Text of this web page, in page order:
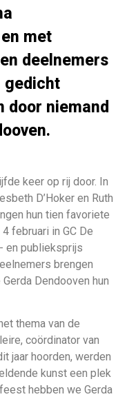
met
deelnemers
gedicht
door niemand
keer op rij door. In
D’Hoker en Ruth
hun tien favoriete
februari in GC De
en publieksprijs
brengen
Dendooven hun
thema van de
coördinator van
jaar hoorden, werden
kunst een plek
hebben we Gerda